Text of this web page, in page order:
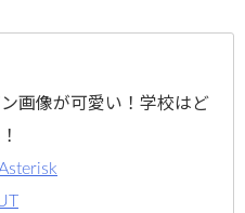
画像が可愛い！学校はど